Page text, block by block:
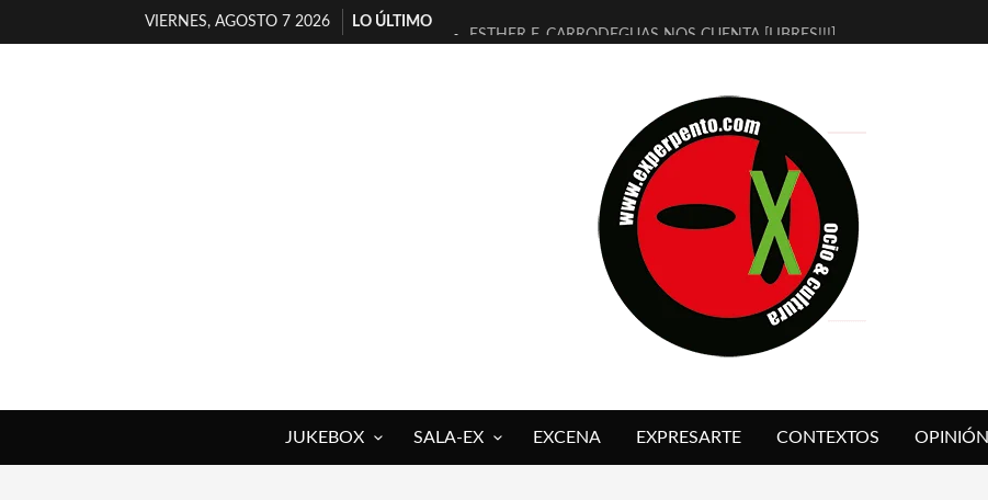
VIERNES, AGOSTO 7 2026
LO ÚLTIMO
ESTHER F. CARRODEGUAS NOS CUENTA [LIBRES!!!]
[ELECTRA JONDA] DE JUAN GUERRERO ZAMORA
TIMBRE 4, LA ESCUELA DEL DIRECTOR TEATRAL CLAUDIO TOLCACHIR
30 AÑOS (NO ES NADA) DE LA KATARSIS DEL TOMATAZO
MILITARES JUDÍAS EN #EXVITA
D’BALDOMEROS REINVENTAN [BITÁCORA 3.0] EN EXVITA
MARSHALL FLASH PRESENTA EN EXVITA [RELATIVA SENCILLEZ]
JOFRE BARDAGÍ EN EXVITA INTERPRETANDO A SERRAT
JUKEBOX SALA-EX EXCENA EXPRESARTE CONTEXTOS OPINIÓN